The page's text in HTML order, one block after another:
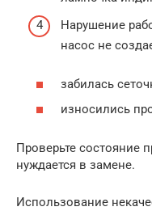
Нарушение
насос не
забилась
износились
Проверьте состояние
нуждается в замене.
Использование